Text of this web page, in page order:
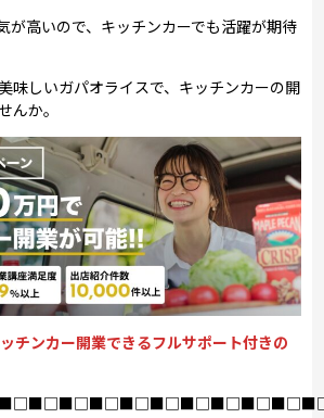
が高いので、キッチンカーでも活躍が期待
味しいガパオライスで、キッチンカーの開
んか。
チンカー開業できるフルサポート付きの